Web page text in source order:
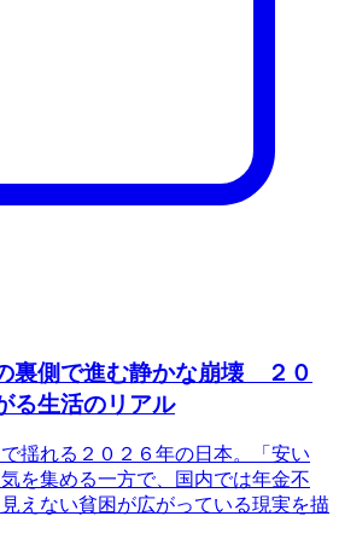
裏側で進む静かな崩壊 ２０
る生活のリアル
揺れる２０２６年の日本。「安い
を集める一方で、国内では年金不
えない貧困が広がっている現実を描